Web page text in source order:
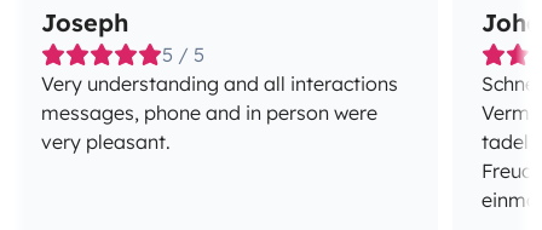
Joseph
5 / 5
Very understanding and all interactions
messages, phone and in person were
very pleasant.
Vermietung. Das